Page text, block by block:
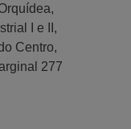
I e II,
Centro,
277